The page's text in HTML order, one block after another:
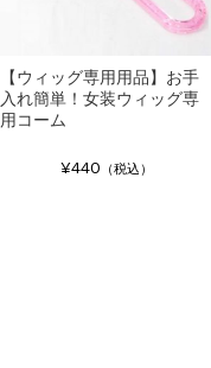
【ウィッグ専用用品】お手
入れ簡単！女装ウィッグ専
用コーム
¥440 （税込）